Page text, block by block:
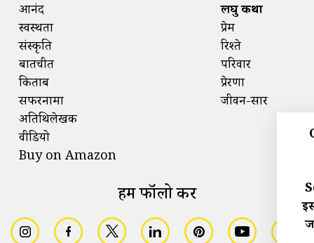
आनंद
स्वस्थता
संस्कृति
बातचीत
किताबें
सफरनामा
अतिथिलेखक
वीडियो
Buy on Amazon
लघु कथा
प्रेम
रिश्ते
परिवार
प्रेरणा
जीवन-सार
हमें फॉलो करें